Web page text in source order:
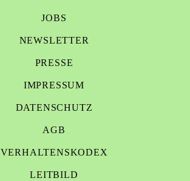
JOBS
NEWSLETTER
PRESSE
IMPRESSUM
DATENSCHUTZ
AGB
VERHALTENSKODEX
LEITBILD